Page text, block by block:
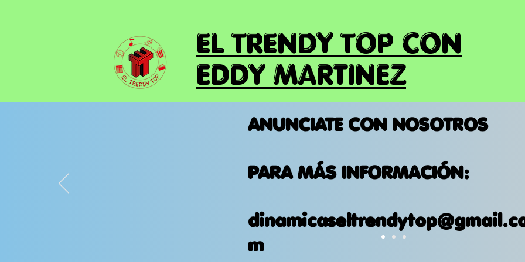
EL TRENDY TOP CON
EDDY MARTINEZ
ANUNCIATE CON NOSOTROS
PARA MÁS INFORMACIÓN:
m